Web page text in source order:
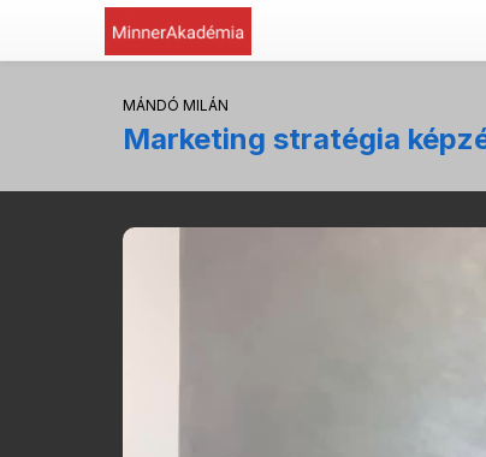
MÁNDÓ MILÁN
Marketing stratégia